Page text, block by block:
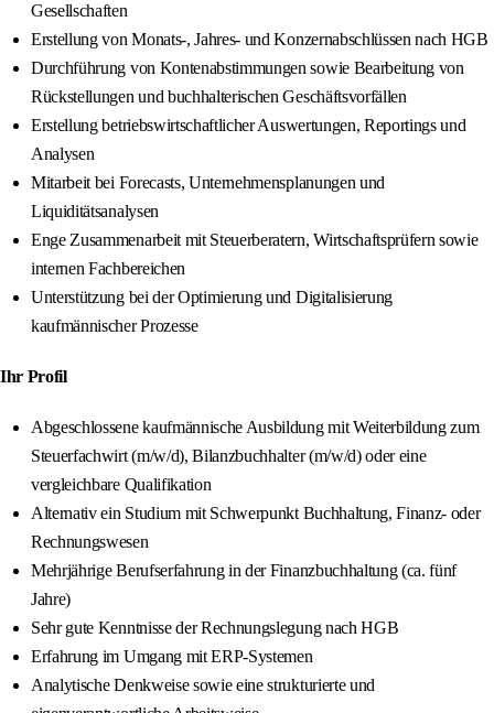
Gesellschaften
Erstellung von Monats-, Jahres- und Konzernabschlüssen nach HGB
Durchführung von Kontenabstimmungen sowie Bearbeitung von
Rückstellungen und buchhalterischen Geschäftsvorfällen
Erstellung betriebswirtschaftlicher Auswertungen, Reportings und
Analysen
Mitarbeit bei Forecasts, Unternehmensplanungen und
Liquiditätsanalysen
Enge Zusammenarbeit mit Steuerberatern, Wirtschaftsprüfern sowie
internen Fachbereichen
Unterstützung bei der Optimierung und Digitalisierung
kaufmännischer Prozesse
Ihr Profil
Abgeschlossene kaufmännische Ausbildung mit Weiterbildung zum
Steuerfachwirt (m/w/d), Bilanzbuchhalter (m/w/d) oder eine
vergleichbare Qualifikation
Alternativ ein Studium mit Schwerpunkt Buchhaltung, Finanz- oder
Rechnungswesen
Mehrjährige Berufserfahrung in der Finanzbuchhaltung (ca. fünf
Jahre)
Sehr gute Kenntnisse der Rechnungslegung nach HGB
Erfahrung im Umgang mit ERP-Systemen
Analytische Denkweise sowie eine strukturierte und